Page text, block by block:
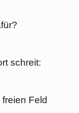
schreit:
Feld